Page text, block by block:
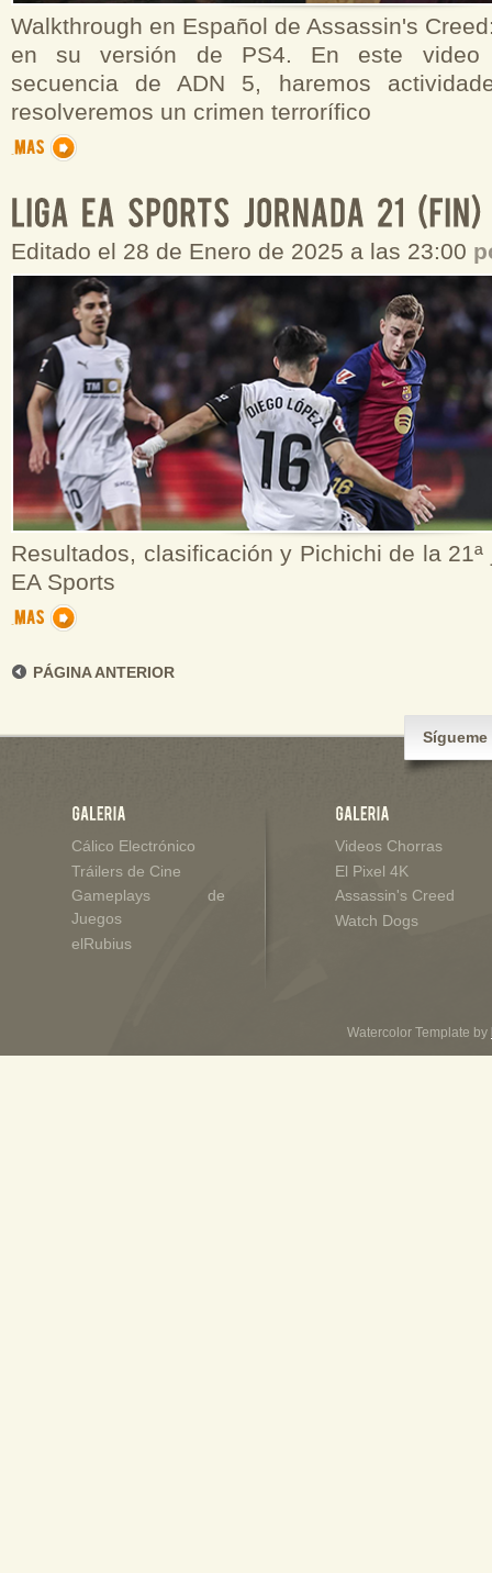
Walkthrough en Español de Assassin's
en su versión de PS4. En este video
secuencia de ADN 5, haremos
resolveremos un crimen terrorífico
Editado el 28 de Enero de 2025 a las 23:00
Resultados, clasificación y Pichichi de la
EA Sports
PÁGINA ANTERIOR
Sígueme
Cálico Electrónico
Tráilers de Cine
Gameplays de
Juegos
elRubius
Videos Chorras
El Pixel 4K
Assassin's Creed
Watch Dogs
Watercolor Template by